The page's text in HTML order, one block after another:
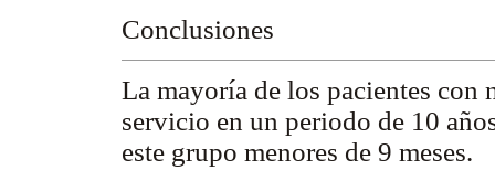
Conclusiones
La mayoría de los pacientes con
servicio en un periodo de 10
este grupo menores de 9 meses.